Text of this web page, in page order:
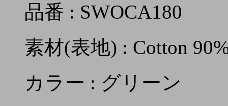
品番 : SWOCA180
素材(表地) : Cotton
カラー : グリーン